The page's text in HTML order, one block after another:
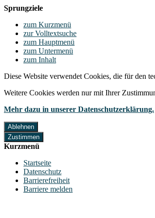
Sprungziele
zum Kurzmenü
zur Volltextsuche
zum Hauptmenü
zum Untermenü
zum Inhalt
Diese Website verwendet Cookies, die für den
Weitere Cookies werden nur mit Ihrer
Mehr dazu in unserer Datenschutzerklärung.
Ablehnen
Zustimmen
Kurzmenü
Startseite
Datenschutz
Barrierefreiheit
Barriere melden